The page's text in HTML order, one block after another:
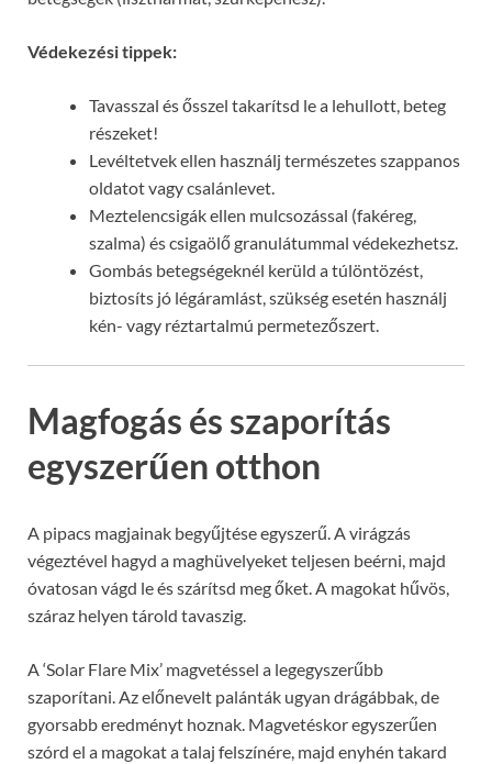
Védekezési tippek:
Tavasszal és ősszel takarítsd le a lehullott, beteg
részeket!
Levéltetvek ellen használj természetes szappanos
oldatot vagy csalánlevet.
Meztelencsigák ellen mulcsozással (fakéreg,
szalma) és csigaölő granulátummal védekezhetsz.
Gombás betegségeknél kerüld a túlöntözést,
biztosíts jó légáramlást, szükség esetén használj
kén- vagy réztartalmú permetezőszert.
Magfogás és szaporítás
egyszerűen otthon
A pipacs magjainak begyűjtése egyszerű. A virágzás
végeztével hagyd a maghüvelyeket teljesen beérni, majd
óvatosan vágd le és szárítsd meg őket. A magokat hűvös,
száraz helyen tárold tavaszig.
A ‘Solar Flare Mix’ magvetéssel a legegyszerűbb
szaporítani. Az előnevelt palánták ugyan drágábbak, de
gyorsabb eredményt hoznak. Magvetéskor egyszerűen
szórd el a magokat a talaj felszínére, majd enyhén takard